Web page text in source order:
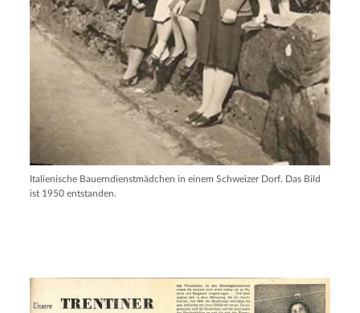
Italienische Bauerndienstmädchen in einem Schweizer Dorf. Das Bild
ist 1950 entstanden.